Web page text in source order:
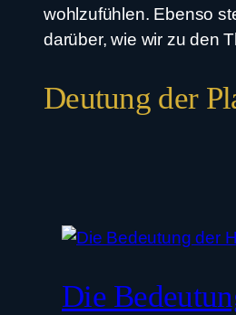
wohlzufühlen. Ebenso
darüber, wie wir zu den
Deutung der
Die